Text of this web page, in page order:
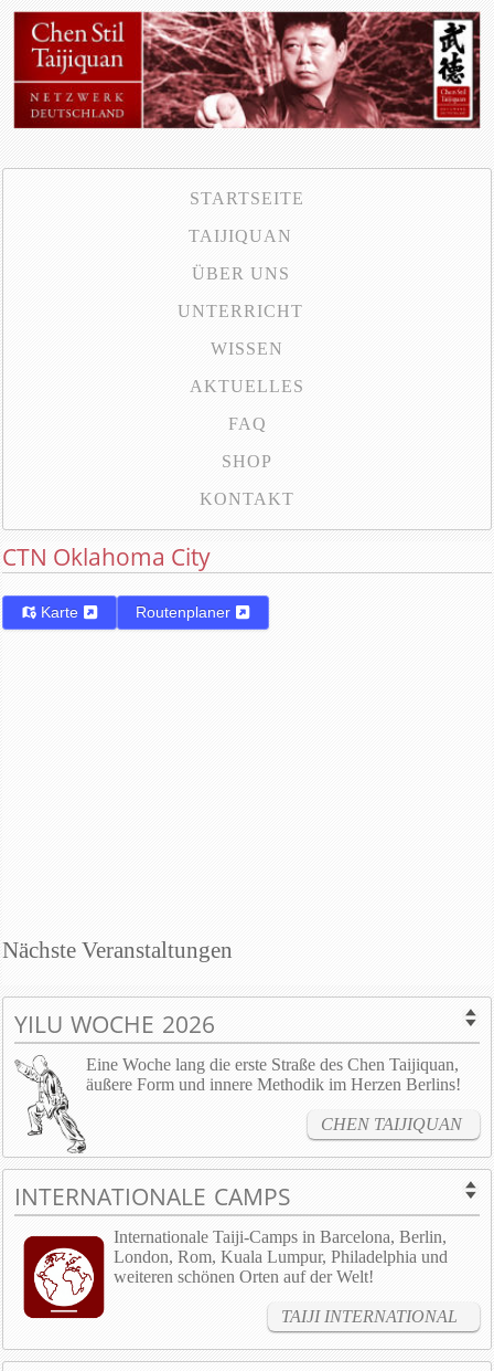
STARTSEITE
TAIJIQUAN
ÜBER UNS
UNTERRICHT
WISSEN
AKTUELLES
FAQ
SHOP
KONTAKT
CTN Oklahoma City
Karte Routenplaner
Nächste Veranstaltungen
YILU WOCHE 2026
Eine Woche lang die erste Straße des Chen Taijiquan,
äußere Form und innere Methodik im Herzen Berlins!
CHEN TAIJIQUAN
INTERNATIONALE CAMPS
Internationale Taiji-Camps in Barcelona, Berlin,
London, Rom, Kuala Lumpur, Philadelphia und
weiteren schönen Orten auf der Welt!
TAIJI INTERNATIONAL